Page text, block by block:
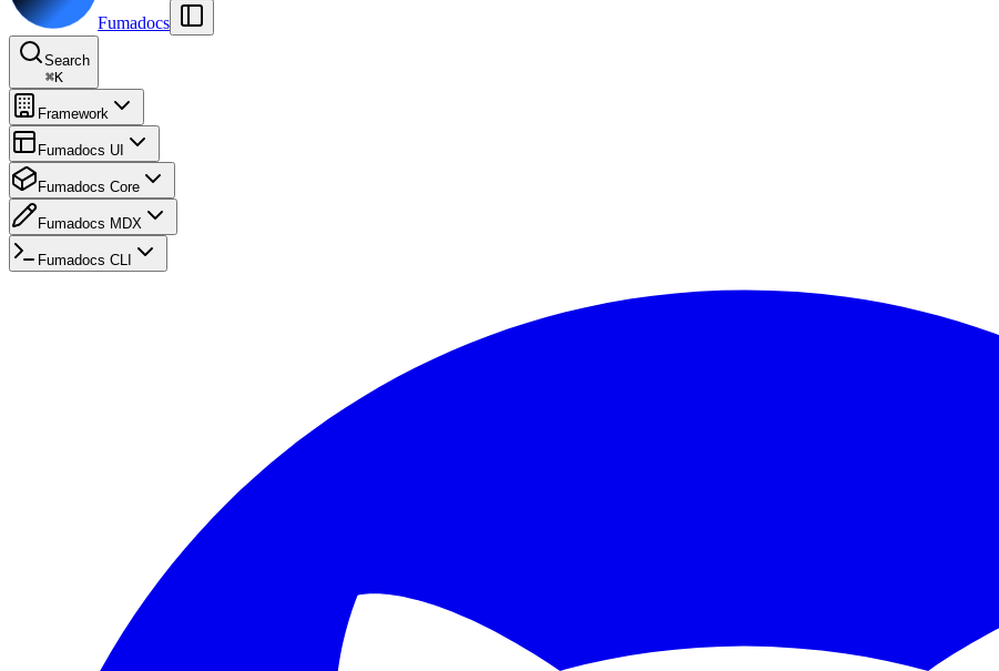
Fumadocs
Search
⌘K
Framework
Fumadocs UI
Fumadocs Core
Fumadocs MDX
Fumadocs CLI